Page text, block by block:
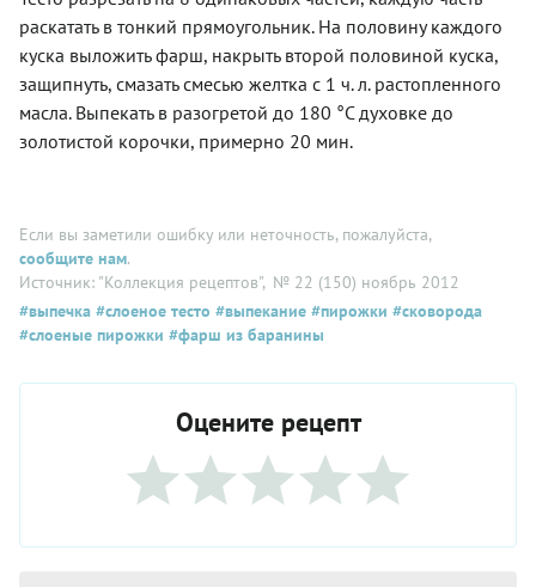
раскатать в тонкий прямоугольник. На половину каждого
куска выложить фарш, накрыть второй половиной куска,
защипнуть, смазать смесью желтка с 1 ч. л. растопленного
масла. Выпекать в разогретой до 180 °С духовке до
золотистой корочки, примерно 20 мин.
Если вы заметили ошибку или неточность, пожалуйста,
сообщите нам.
Источник: "Коллекция рецептов", № 22 (150) ноябрь 2012
#выпечка #слоеное тесто #выпекание #пирожки #сковорода
#слоеные пирожки #фарш из баранины
Оцените рецепт